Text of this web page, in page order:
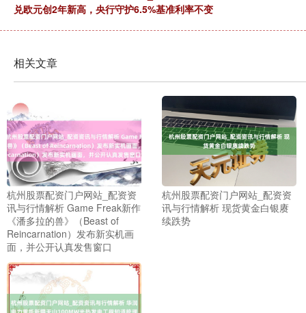
兑欧元创2年新高，央行守护6.5%基准利率不变
相关文章
杭州股票配资门户网站_配资资
讯与行情解析 Game Freak新作
《潘多拉的兽》（Beast of
Reincarnation）发布新实机画
面，并公开认真发售窗口
杭州股票配资门户网站_配资资
讯与行情解析 现货黄金白银赓
续跌势